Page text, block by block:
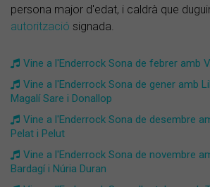
persona major d'edat, i caldrà que
autorització signada.
Vine a l'Enderrock Sona de febrer amb
Vine a l'Enderrock Sona de gener amb
Magalí Sare i Donallop
Vine a l'Enderrock Sona de desembre
Pelat i Pelut
Vine a l'Enderrock Sona de novembre
Bardagí i Núria Duran